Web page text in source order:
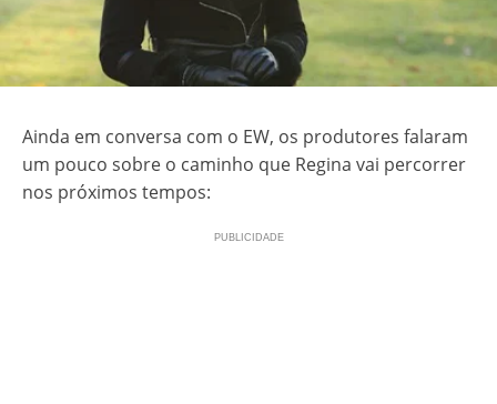
Ainda em conversa com o EW, os produtores falaram
um pouco sobre o caminho que Regina vai percorrer
nos próximos tempos: